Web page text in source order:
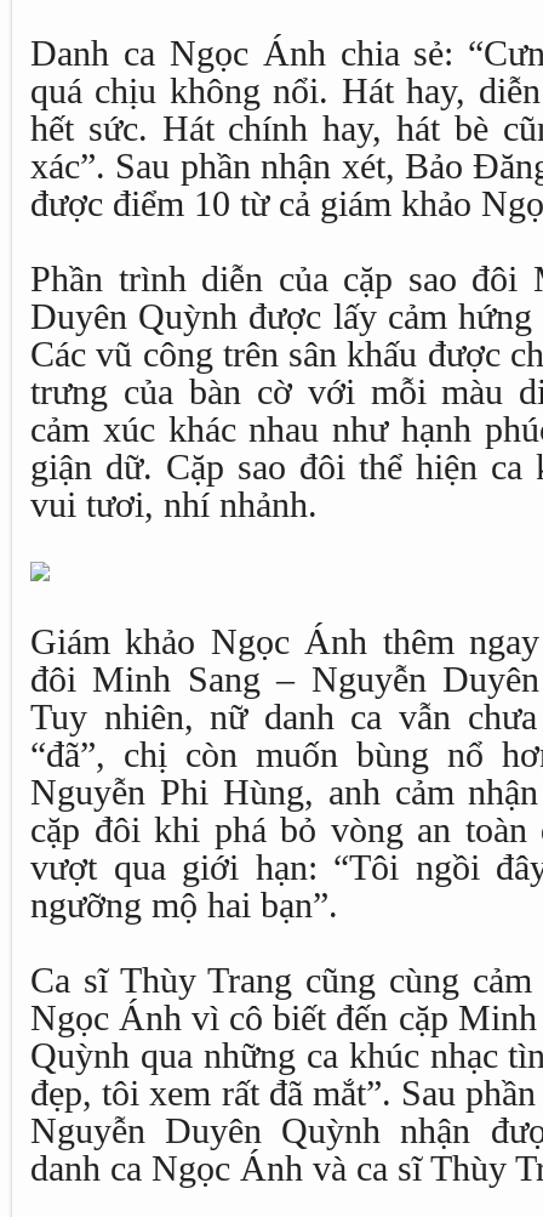
Danh ca Ngọc Ánh chia sẻ:
quá chịu không nổi. Hát hay,
hết sức. Hát chính hay, hát bè
xác”. Sau phần nhận xét, Bảo
được điểm 10 từ cả giám khảo
Phần trình diễn của cặp sao đôi
Duyên Quỳnh được lấy cảm
Các vũ công trên sân khấu được
trưng của bàn cờ với mỗi màu
cảm xúc khác nhau như hạnh
giận dữ. Cặp sao đôi thể hiện
vui tươi, nhí nhảnh.
Giám khảo Ngọc Ánh thêm
đôi Minh Sang – Nguyễn
Tuy nhiên, nữ danh ca vẫn
“đã”, chị còn muốn bùng nổ
Nguyễn Phi Hùng, anh cảm
cặp đôi khi phá bỏ vòng an toàn
vượt qua giới hạn: “Tôi ngồi
ngưỡng mộ hai bạn”.
Ca sĩ Thùy Trang cũng cùng
Ngọc Ánh vì cô biết đến cặp
Quỳnh qua những ca khúc nhạc
đẹp, tôi xem rất đã mắt”. Sau
Nguyễn Duyên Quỳnh nhận
danh ca Ngọc Ánh và ca sĩ Thùy